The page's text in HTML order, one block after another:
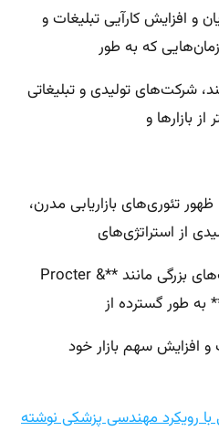
و افزایش کارآیی تبلیغات و
که به طور
شرکت‌های تولیدی و تبلیغاتی
بازارها و
1950 و 1960، با ظهور تئوری‌های بازاریابی مدرن،
از استراتژی‌های
کسب و کار تبدیل شد. شرکت‌های بزرگی مانند **Procter &
و افزایش سهم بازار خود
رویکرد مهندسی پزشکی نوشته